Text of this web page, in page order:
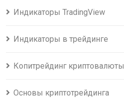
Индикаторы TradingView
Индикаторы в трейдинге
Копитрейдинг криптовалюты
Основы криптотрейдинга